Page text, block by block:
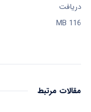
دریافت
116 MB
مقالات مرتبط